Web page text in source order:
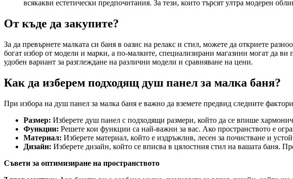
всякакви естетически предпочитания. За тези, които търсят ултра модерен
От къде да закупите?
За да превърнете малката си баня в оазис на релакс и стил, можете да откриете
богат избор от модели и марки, а по-малките, специализирани магазини могат да
удобен вариант за разглеждане на различни модели и сравняване на цени.
Как да изберем подходящ душ панел за малка баня?
При избора на душ панел за малка баня е важно да вземете предвид следните
Размер: Изберете душ панел с подходящи размери, който да се впише
Функции: Решете кои функции са най-важни за вас. Ако пространството е
Материал: Изберете материал, който е издръжлив, лесен за почистване и
Дизайн: Изберете дизайн, който се вписва в цялостния стил на вашата баня.
Съвети за оптимизиране на пространството